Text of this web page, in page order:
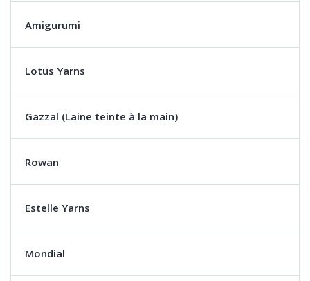
Amigurumi
Lotus Yarns
Gazzal (Laine teinte à la main)
Rowan
Estelle Yarns
Mondial